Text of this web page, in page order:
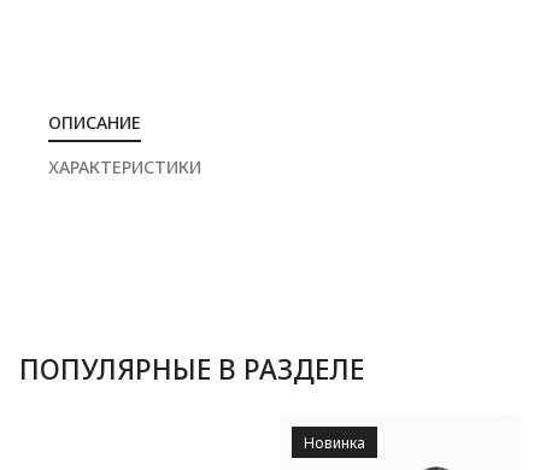
ОПИСАНИЕ
ХАРАКТЕРИСТИКИ
ПОПУЛЯРНЫЕ В РАЗДЕЛЕ
Новинка